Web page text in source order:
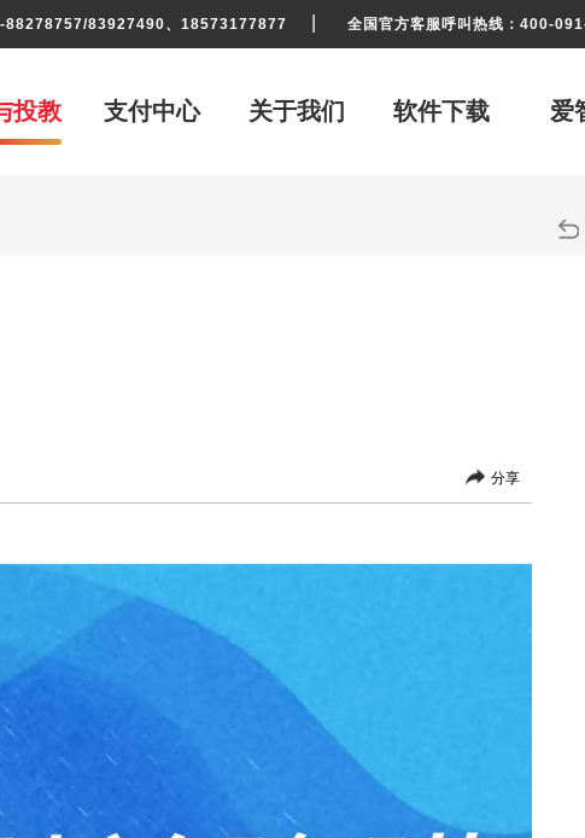
88278757/83927490、18573177877 全国官方客服呼叫热线：400-
投教 支付中心 关于我们 软件下载 爱
分享